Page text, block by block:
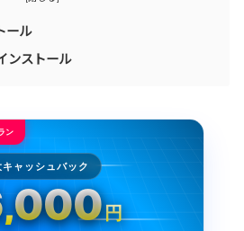
ール
ンストール
ン
キャッシュバック
円